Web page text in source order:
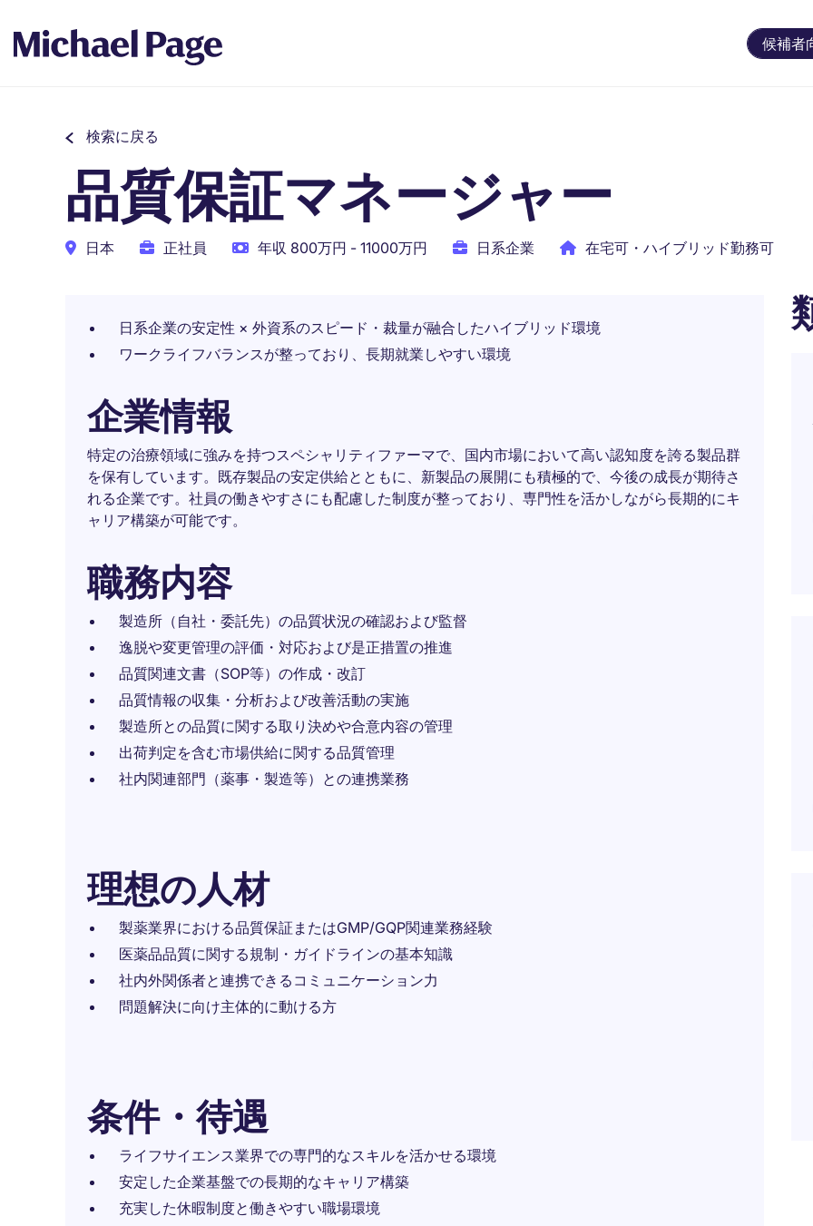
候補者
検索に戻る
品質保証マネージャー
日本 正社員 年収 800万円 - 11000万円 日系企業 在宅可・ハイブリッド勤務可
日系企業の安定性 × 外資系のスピード・裁量が融合したハイブリッド環境
ワークライフバランスが整っており、長期就業しやすい環境
企業情報
特定の治療領域に強みを持つスペシャリティファーマで、国内市場において高い認知度を誇る製品群
を保有しています。既存製品の安定供給とともに、新製品の展開にも積極的で、今後の成長が期待さ
れる企業です。社員の働きやすさにも配慮した制度が整っており、専門性を活かしながら長期的にキ
ャリア構築が可能です。
職務内容
製造所（自社・委託先）の品質状況の確認および監督
逸脱や変更管理の評価・対応および是正措置の推進
品質関連文書（SOP等）の作成・改訂
品質情報の収集・分析および改善活動の実施
製造所との品質に関する取り決めや合意内容の管理
出荷判定を含む市場供給に関する品質管理
社内関連部門（薬事・製造等）との連携業務
理想の人材
製薬業界における品質保証またはGMP/GQP関連業務経験
医薬品品質に関する規制・ガイドラインの基本知識
社内外関係者と連携できるコミュニケーション力
問題解決に向け主体的に動ける方
条件・待遇
ライフサイエンス業界での専門的なスキルを活かせる環境
安定した企業基盤での長期的なキャリア構築
充実した休暇制度と働きやすい職場環境